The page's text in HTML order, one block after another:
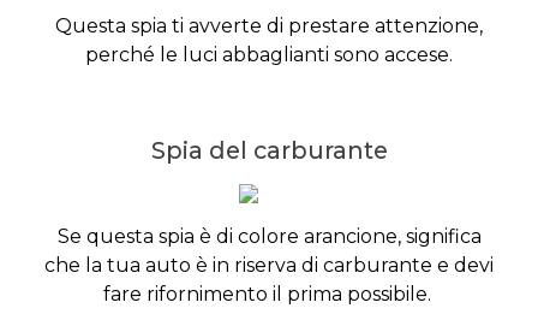
Questa spia ti avverte di prestare attenzione,
perché le luci abbaglianti sono accese.
Spia del carburante
Se questa spia è di colore arancione, significa
che la tua auto è in riserva di carburante e devi
fare rifornimento il prima possibile.